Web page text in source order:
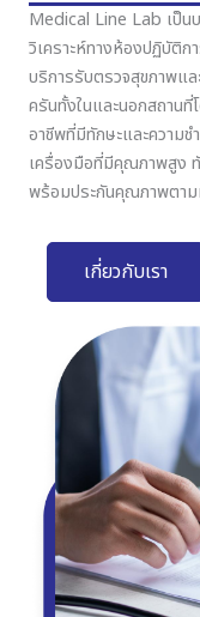
Medical Line Lab เป็น
วิเคราะห์ทางห้องปฏิบัติ
บริการรับตรวจสุขภาพแ
ครันทั้งในและนอกสถาน
อาชีพที่มีทักษะและความช
เครื่องมือที่มีคุณภาพสูง
พร้อมประกันคุณภาพตาม
เกี่ยวกับเรา